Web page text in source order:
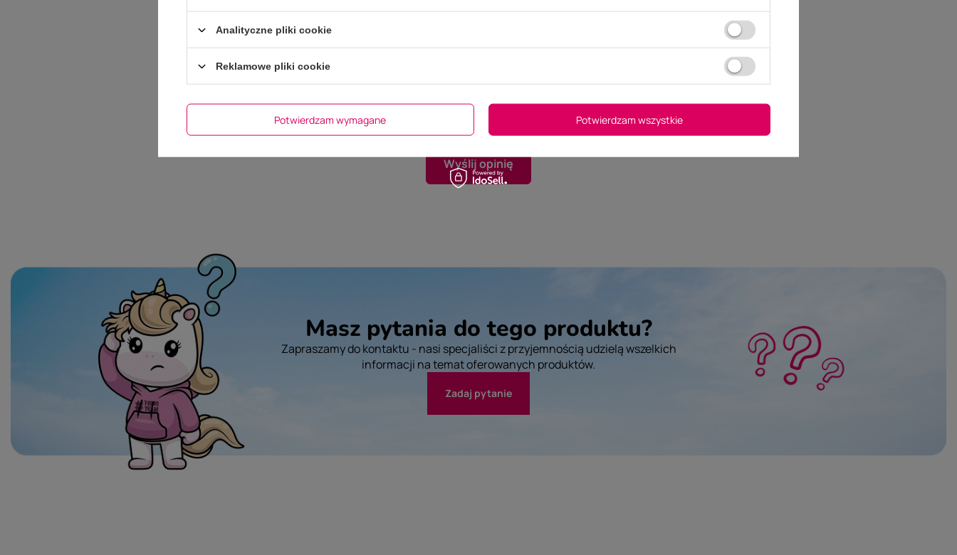
Nie wybrano pliku
Wyślij opinię
Masz pytania do tego produktu?
Zapraszamy do kontaktu - nasi specjaliści z przyjemnością udzielą wszelkich
informacji na temat oferowanych produktów.
Zadaj pytanie
Analityczne pliki cookie
Reklamowe pliki cookie
Potwierdzam wymagane Potwierdzam wszystkie